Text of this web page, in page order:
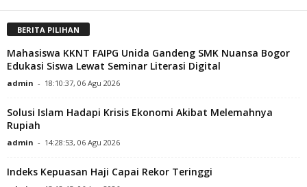
BERITA PILIHAN
Mahasiswa KKNT FAIPG Unida Gandeng SMK Nuansa Bogor
Edukasi Siswa Lewat Seminar Literasi Digital
admin - 18:10:37, 06 Agu 2026
Solusi Islam Hadapi Krisis Ekonomi Akibat Melemahnya
Rupiah
admin - 14:28:53, 06 Agu 2026
Indeks Kepuasan Haji Capai Rekor Teringgi